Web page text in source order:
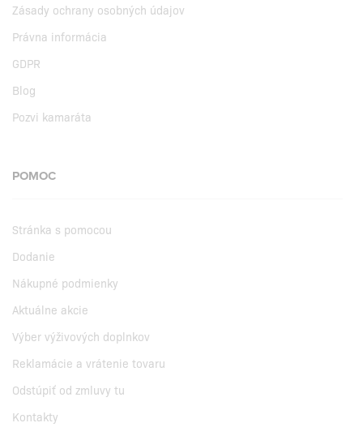
Zásady ochrany osobných údajov
Právna informácia
GDPR
Blog
Pozvi kamaráta
POMOC
Stránka s pomocou
Dodanie
Nákupné podmienky
Aktuálne akcie
Výber výživových doplnkov
Reklamácie a vrátenie tovaru
Odstúpiť od zmluvy tu
Kontakty